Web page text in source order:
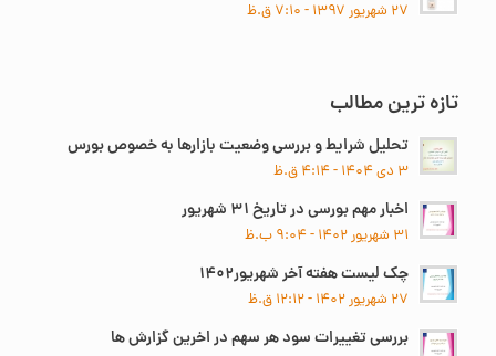
۲۷ شهریور ۱۳۹۷ - ۷:۱۰ ق.ظ
تازه ترین مطالب
تحلیل شرایط و بررسی وضعیت بازارها به خصوص بورس
۳ دی ۱۴۰۴ - ۴:۱۴ ق.ظ
اخبار مهم بورسی در تاریخ ۳۱ شهریور
۳۱ شهریور ۱۴۰۲ - ۹:۰۴ ب.ظ
چک لیست هفته آخر شهریور۱۴۰۲
۲۷ شهریور ۱۴۰۲ - ۱۲:۱۲ ق.ظ
بررسی تغییرات سود هر سهم در اخرین گزارش ها